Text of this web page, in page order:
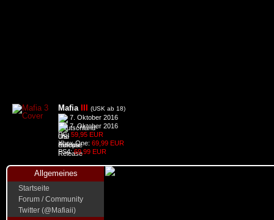
Mafia (USK ab 18)
7. Oktober 2016
7. Oktober 2016
PC: 59,95 EUR
Xbox One: 69,99 EUR
PS4:69,99 EUR
Allgemeines
Startseite
Forum / Community
Twitter (@Mafiaii)